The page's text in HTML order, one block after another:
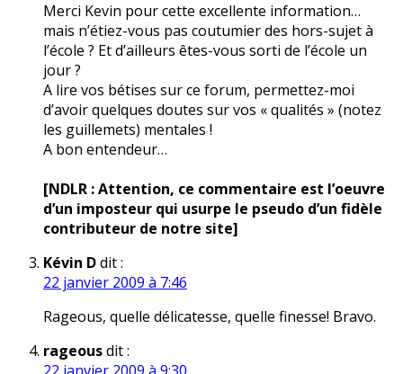
Merci Kevin pour cette excellente information…
mais n’étiez-vous pas coutumier des hors-sujet à
l’école ? Et d’ailleurs êtes-vous sorti de l’école un
jour ?
A lire vos bétises sur ce forum, permettez-moi
d’avoir quelques doutes sur vos « qualités » (notez
les guillemets) mentales !
A bon entendeur…
[NDLR : Attention, ce commentaire est l’oeuvre
d’un imposteur qui usurpe le pseudo d’un fidèle
contributeur de notre site]
Kévin Ddit :
22 janvier 2009 à 7:46
Rageous, quelle délicatesse, quelle finesse! Bravo.
rageousdit :